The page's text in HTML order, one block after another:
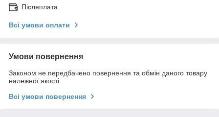
Післяплата
Всі умови оплати
Умови повернення
Законом не передбачено повернення та обмін даного товару
належної якості
Всі умови повернення